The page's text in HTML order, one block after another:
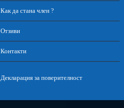
Как да стана член ?
Отзиви
Контакти
Декларация за поверителност